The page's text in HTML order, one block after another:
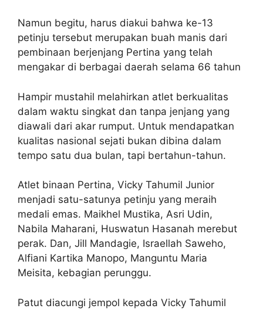
Namun begitu, harus diakui bahwa ke-13
petinju tersebut merupakan buah manis dari
pembinaan berjenjang Pertina yang telah
mengakar di berbagai daerah selama 66 tahun
Hampir mustahil melahirkan atlet berkualitas
dalam waktu singkat dan tanpa jenjang yang
diawali dari akar rumput. Untuk mendapatkan
kualitas nasional sejati bukan dibina dalam
tempo satu dua bulan, tapi bertahun-tahun.
Atlet binaan Pertina, Vicky Tahumil Junior
menjadi satu-satunya petinju yang meraih
medali emas. Maikhel Mustika, Asri Udin,
Nabila Maharani, Huswatun Hasanah merebut
perak. Dan, Jill Mandagie, Israellah Saweho,
Alfiani Kartika Manopo, Manguntu Maria
Meisita, kebagian perunggu.
Patut diacungi jempol kepada Vicky Tahumil